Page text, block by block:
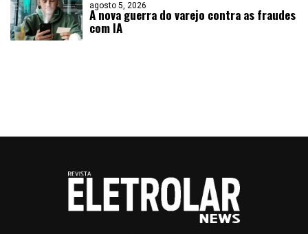
agosto 5, 2026
A nova guerra do varejo contra as fraudes
com IA